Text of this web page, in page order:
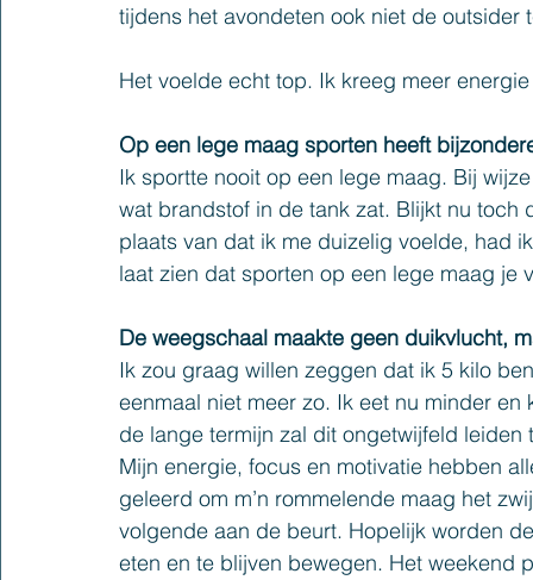
tijdens het avondeten ook niet de outsider
Het voelde echt top. Ik kreeg meer
Op een lege maag sporten heeft
Ik sportte nooit op een lege maag. Bij
wat brandstof in de tank zat. Blijkt nu
plaats van dat ik me duizelig voelde, had
laat zien dat sporten op een lege maag je
De weegschaal maakte geen duikvlucht,
Ik zou graag willen zeggen dat ik 5 kilo
eenmaal niet meer zo. Ik eet nu minder
de lange termijn zal dit ongetwijfeld leiden
Mijn energie, focus en motivatie hebben
geleerd om m’n rommelende maag het
volgende aan de beurt. Hopelijk worden
eten en te blijven bewegen. Het weekend